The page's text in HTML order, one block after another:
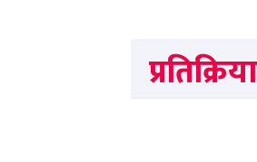
प्रतिक्रिया